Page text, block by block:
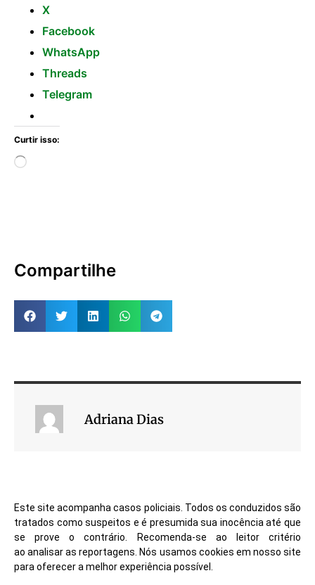
X
Facebook
WhatsApp
Threads
Telegram
Curtir isso:
Compartilhe
Adriana Dias
Este site acompanha casos policiais. Todos os conduzidos são
tratados como suspeitos e é presumida sua inocência até que
se prove o contrário. Recomenda-se ao leitor critério
ao analisar as reportagens. Nós usamos cookies em nosso site
para oferecer a melhor experiência possível.